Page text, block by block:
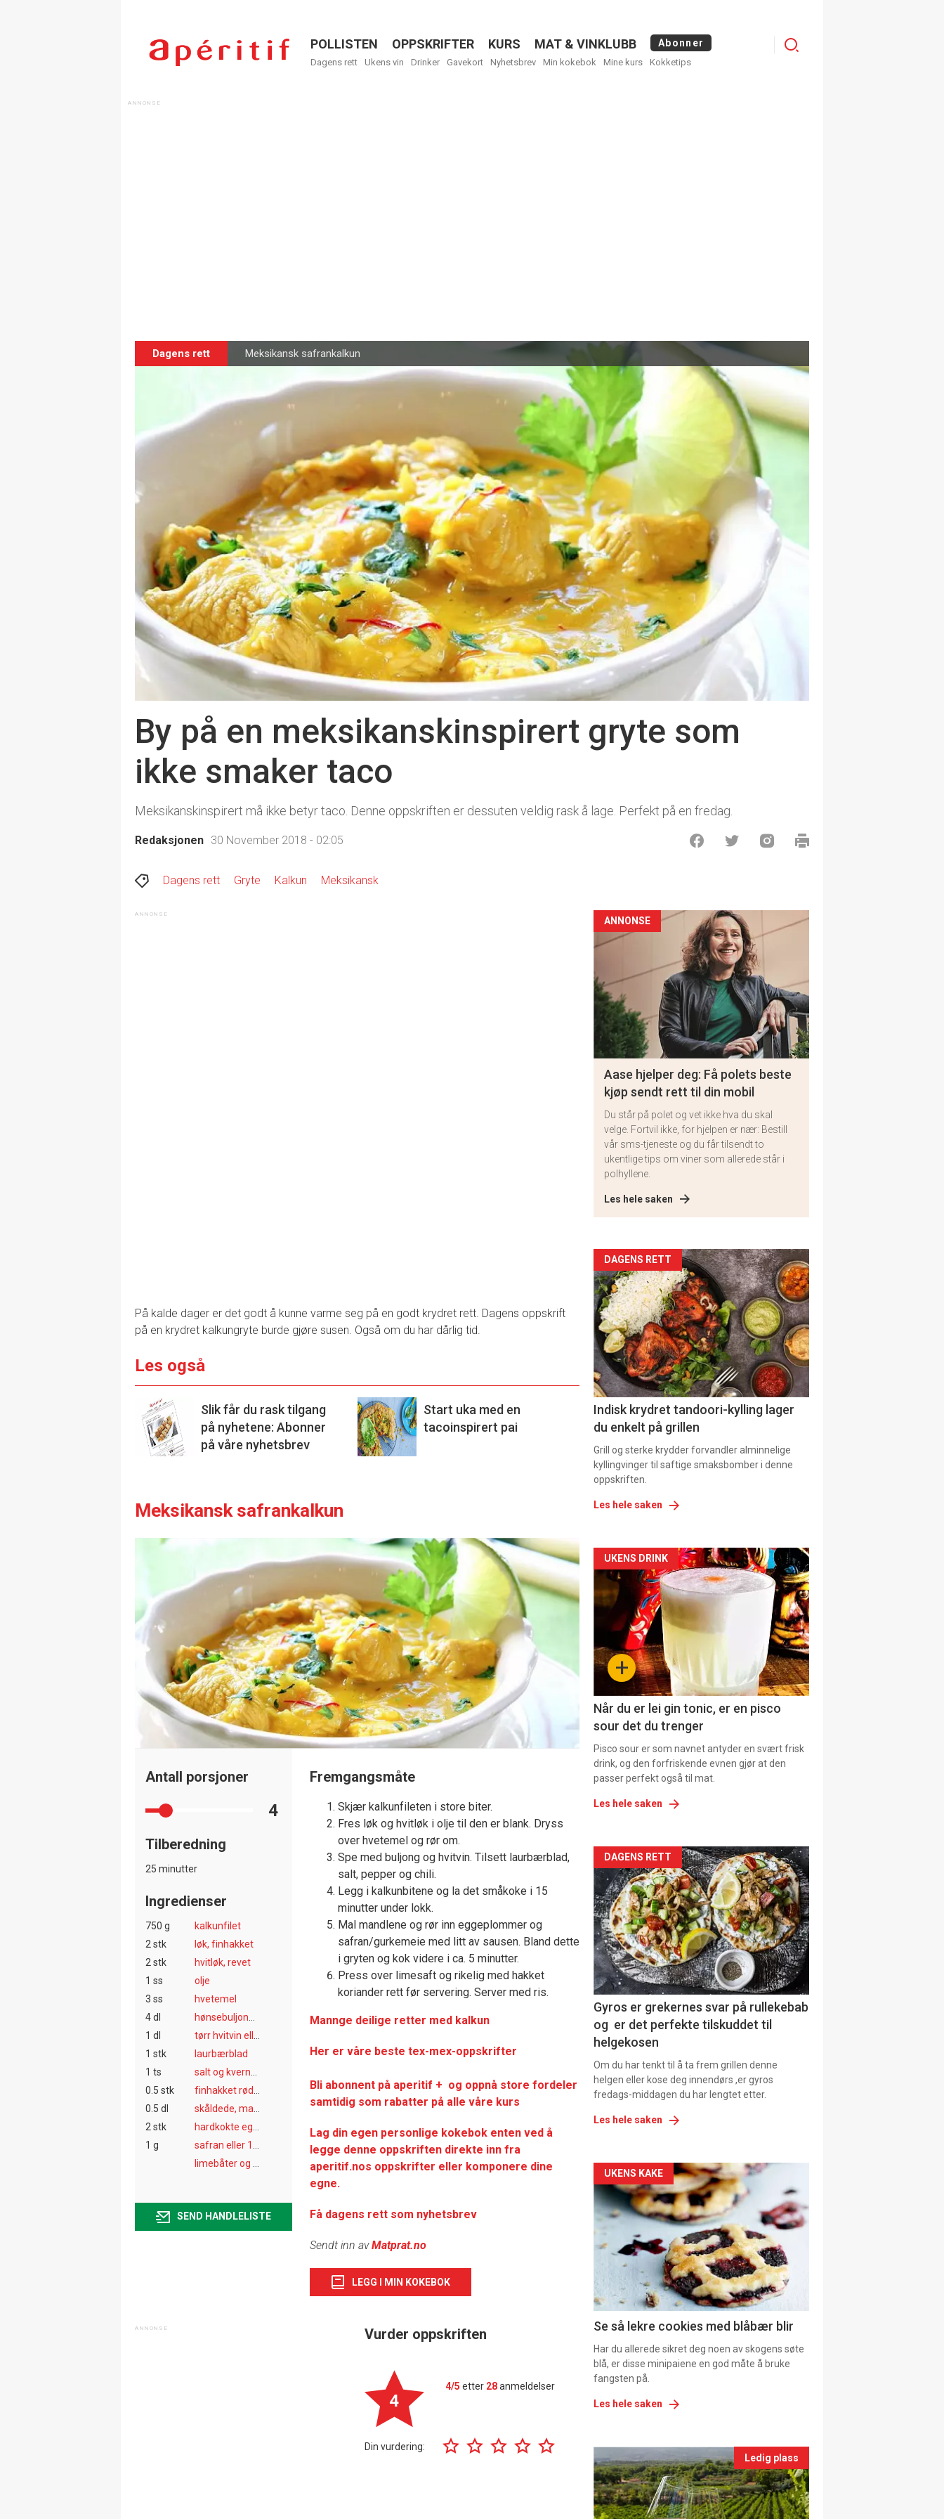
Menu
POLLISTEN OPPSKRIFTER KURS MAT & VINKLUBB Abonner
Dagens rett Ukens vin Drinker Gavekort Nyhetsbrev Min kokebok Mine kurs Kokketips
Logg
Dagens rett Meksikansk safrankalkun
By på en meksikanskinspirert gryte som
ikke smaker taco
Meksikanskinspirert må ikke betyr taco. Denne oppskriften er dessuten veldig rask å lage. Perfekt på en fredag.
Redaksjonen 30 November 2018 - 02:05
Dagens rett Gryte Kalkun Meksikansk
På kalde dager er det godt å kunne varme seg på en godt krydret rett. Dagens oppskrift
på en krydret kalkungryte burde gjøre susen. Også om du har dårlig tid.
Les også
Slik får du rask tilgang
på nyhetene: Abonner
på våre nyhetsbrev
Start uka med en
tacoinspirert pai
Meksikansk safrankalkun
Antall porsjoner
4
Tilberedning
25 minutter
Ingredienser
750 g
kalkunfilet
2 stk
løk, finhakket
2 stk
hvitløk, revet
1 ss
olje
3 ss
hvetemel
4 dl
1 dl
1 stk
laurbærblad
1 ts
0.5 stk
0.5 dl
2 stk
1 g
SEND HANDLELISTE
Fremgangsmåte
Skjær kalkunfileten i store biter.
Fres løk og hvitløk i olje til den er blank. Dryss
over hvetemel og rør om.
Spe med buljong og hvitvin. Tilsett laurbærblad,
salt, pepper og chili.
Legg i kalkunbitene og la det småkoke i 15
minutter under lokk.
Mal mandlene og rør inn eggeplommer og
safran/gurkemeie med litt av sausen. Bland dette
i gryten og kok videre i ca. 5 minutter.
Press over limesaft og rikelig med hakket
koriander rett før servering. Server med ris.
Mannge deilige retter med kalkun
Her er våre beste tex-mex-oppskrifter
Bli abonnent på aperitif + og oppnå store fordeler
samtidig som rabatter på alle våre kurs
Lag din egen personlige kokebok enten ved å
legge denne oppskriften direkte inn fra
aperitif.nos oppskrifter eller komponere dine
egne.
Få dagens rett som nyhetsbrev
Sendt inn avMatprat.no
LEGG I MIN KOKEBOK
Vurder oppskriften
4
4/5 etter 28anmeldelser
Din vurdering:
ANNONSE
Aase hjelper deg: Få polets beste
kjøp sendt rett til din mobil
Du står på polet og vet ikke hva du skal
velge. Fortvil ikke, for hjelpen er nær: Bestill
vår sms-tjeneste og du får tilsendt to
ukentlige tips om viner som allerede står i
polhyllene.
Les hele saken
Artikler
detail
-
section
11
DAGENS RETT
Indisk krydret tandoori-kylling lager
du enkelt på grillen
Grill og sterke krydder forvandler alminnelige
kyllingvinger til saftige smaksbomber i denne
oppskriften.
Les hele saken
Artikler
detail
section
11
Dagens
rett
+
UKENS DRINK
Når du er lei gin tonic, er en pisco
sour det du trenger
Pisco sour er som navnet antyder en svært frisk
drink, og den forfriskende evnen gjør at den
passer perfekt også til mat.
Les hele saken
Artikler
detail
-
section
11
Dagens
rett
2
DAGENS RETT
Gyros er grekernes svar på rullekebab
og er det perfekte tilskuddet til
helgekosen
Om du har tenkt til å ta frem grillen denne
helgen eller kose deg innendørs ,er gyros
fredags-middagen du har lengtet etter.
Les hele saken
Artikler
detail
-
section
11
Ukens
vin
UKENS KAKE
Se så lekre cookies med blåbær blir
Har du allerede sikret deg noen av skogens søte
blå, er disse minipaiene en god måte å bruke
fangsten på.
Les hele saken
Events
single
Ledig plass